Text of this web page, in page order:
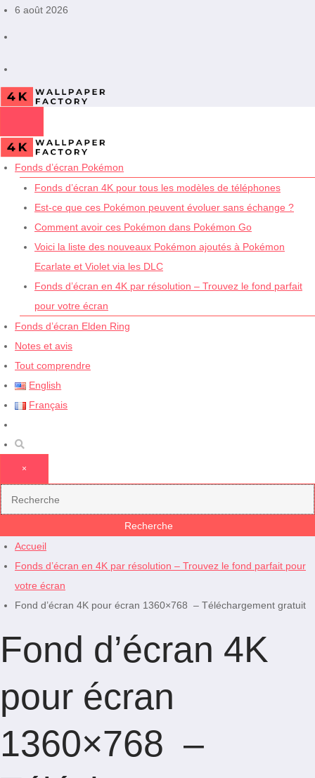
Aller6 août 2026
Fonds d’écran Pokémon
Fonds d’écran 4K pour tous les modèles de téléphones
Est-ce que ces Pokémon peuvent évoluer sans échange ?
Comment avoir ces Pokémon dans Pokémon Go
Voici la liste des nouveaux Pokémon ajoutés à Pokémon
Ecarlate et Violet via les DLC
Fonds d’écran en 4K par résolution – Trouvez le fond parfait
pour votre écran
Fonds d’écran Elden Ring
Notes et avis
Tout comprendre
English
Français
×
Accueil
Fonds d’écran en 4K par résolution – Trouvez le fond parfait pour
votre écran
Fond d’écran 4K pour écran 1360×768 – Téléchargement gratuit
Fond d’écran 4K
pour écran
1360×768 –